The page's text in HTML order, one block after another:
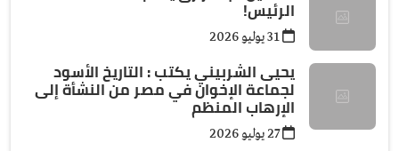
الرئيس!
يحيى الشربيني يكتب : التاريخ الأسود
لجماعة الإخوان في مصر من النشأة إلى
الإرهاب المنظم
27 يوليو 2026